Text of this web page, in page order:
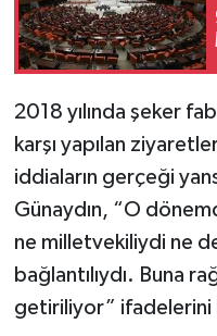
2018 yılında şeker
karşı yapılan
iddiaların gerçeği
Günaydın, “O
ne milletvekiliydi ne
bağlantılıydı. Buna
getiriliyor” ifadelerini